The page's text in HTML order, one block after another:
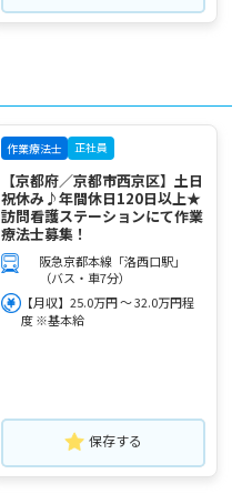
作業療法士 正社員
【京都府／京都市西京区】土日
祝休み♪年間休日120日以上★
訪問看護ステーションにて作業
療法士募集！
阪急京都本線「洛西口駅」
（バス・車7分）
【月収】25.0万円 ～ 32.0万円程
度 ※基本給
保存する